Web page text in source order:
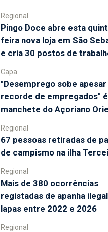
Regional
Pingo Doce abre esta
feira nova loja em São
e cria 30 postos de
Capa
"Desemprego sobe apesar
recorde de empregados"
manchete do Açoriano
Regional
67 pessoas retiradas de
de campismo na ilha
Regional
Mais de 380 ocorrências
registadas de apanha
lapas entre 2022 e 2026
Regional